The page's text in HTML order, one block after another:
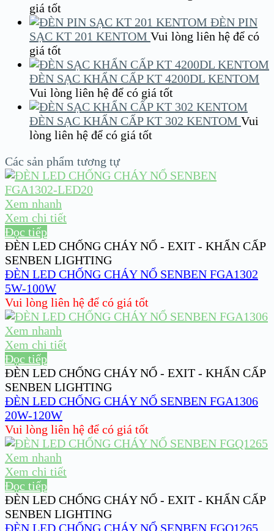
giá tốt
ĐÈN PIN
SẠC KT 201 KENTOM Vui lòng liên hệ để có
giá tốt
ĐÈN SẠC KHẨN CẤP KT 4200DL KENTOM
Vui lòng liên hệ để có giá tốt
ĐÈN SẠC KHẨN CẤP KT 302 KENTOM Vui
lòng liên hệ để có giá tốt
Các sản phẩm tương tự
Xem nhanh
Xem chi tiết
Đọc tiếp
ĐÈN LED CHỐNG CHÁY NỔ - EXIT - KHẨN CẤP
SENBEN LIGHTING
ĐÈN LED CHỐNG CHÁY NỔ SENBEN FGA1302
5W-100W
Vui lòng liên hệ để có giá tốt
Xem nhanh
Xem chi tiết
Đọc tiếp
ĐÈN LED CHỐNG CHÁY NỔ - EXIT - KHẨN CẤP
SENBEN LIGHTING
ĐÈN LED CHỐNG CHÁY NỔ SENBEN FGA1306
20W-120W
Vui lòng liên hệ để có giá tốt
Xem nhanh
Xem chi tiết
Đọc tiếp
ĐÈN LED CHỐNG CHÁY NỔ - EXIT - KHẨN CẤP
SENBEN LIGHTING
ĐÈN LED CHỐNG CHÁY NỔ SENBEN FGQ1265